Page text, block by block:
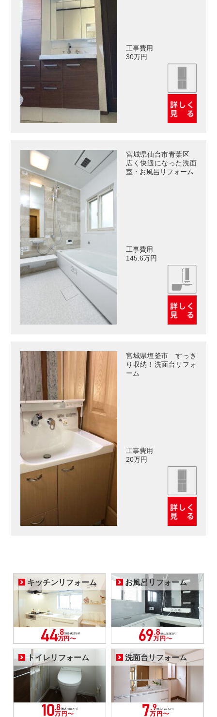
工事費用
30万円
宮城県仙台市青葉区
広く快適になった洗面
室・お風呂リフォーム
工事費用
145.6万円
宮城県塩釜市 すっき
り収納！洗面台リフォ
ーム
工事費用
20万円
キッチンリフォーム お風呂リフォーム
トイレリフォーム 洗面台リフォーム